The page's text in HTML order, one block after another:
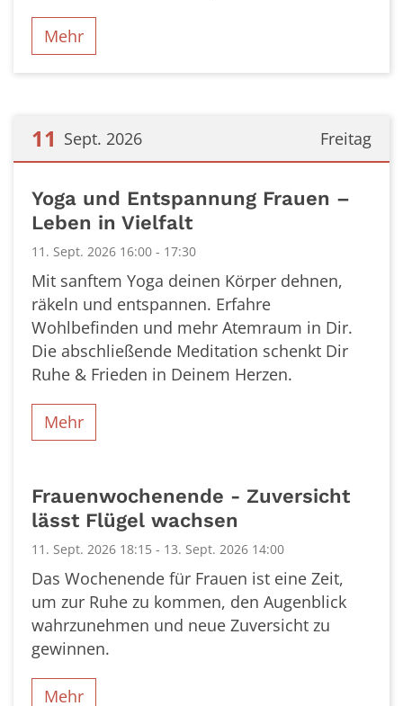
Mehr
Freitag
11 Sept. 2026
Yoga und Entspannung Frauen –
Leben in Vielfalt
11. Sept. 2026 16:00 - 17:30
Mit sanftem Yoga deinen Körper dehnen,
räkeln und entspannen. Erfahre
Wohlbefinden und mehr Atemraum in Dir.
Die abschließende Meditation schenkt Dir
Ruhe & Frieden in Deinem Herzen.
Mehr
Frauenwochenende - Zuversicht
lässt Flügel wachsen
11. Sept. 2026 18:15 - 13. Sept. 2026 14:00
Das Wochenende für Frauen ist eine Zeit,
um zur Ruhe zu kommen, den Augenblick
wahrzunehmen und neue Zuversicht zu
gewinnen.
Mehr